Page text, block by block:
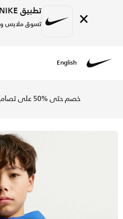
× تطبيق NIKE هنا!
تسوق ملابس
English
خصم حتى %50 على تصاميم مختارة.